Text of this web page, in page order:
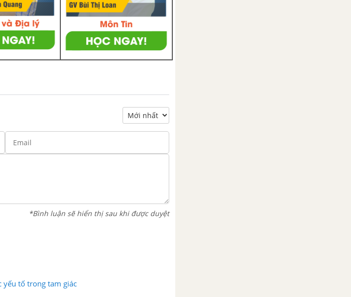
*Bình luận sẽ hiển thị sau khi được duyệt
yếu tố trong tam giác